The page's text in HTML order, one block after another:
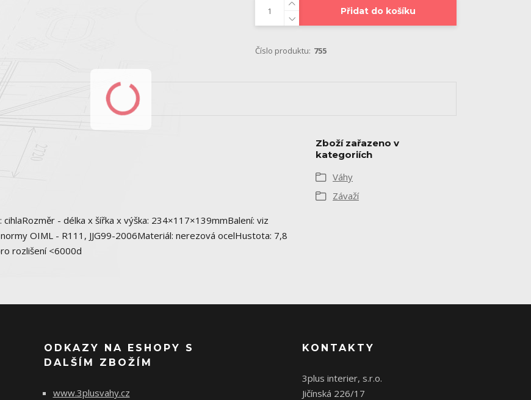
Přidat do košíku
Číslo produktu: 755
- délka x šířka x výška: 234×117×139mmBalení: viz
OIML - R111, JJG99-2006Materiál: nerezová ocelHustota: 7,8
rozlišení <6000d
Zboží zařazeno v
kategoriích
Váhy
Závaží
ODKAZY NA ESHOPY S
DALŠÍM ZBOŽÍM
www.3plusvahy.cz
KONTAKTY
3plus interier, s.r.o.
Jičínská 226/17